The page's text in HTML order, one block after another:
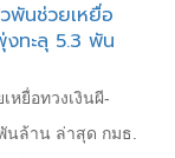
นช่วยเหยื่อ
ทะลุ 5.3 พัน
ยื่อทวงเงินผี-
นล้าน ล่าสุด กมธ.